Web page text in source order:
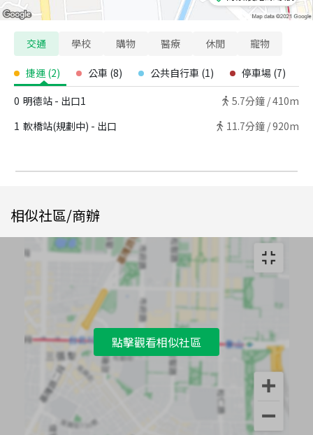
交通 學校 購物 醫療 休閒 寵物
捷運 (2) 公車 (8) 公共自行車 (1) 停車場 (7)
0 明德站 - 出口1 5.7分鐘 /410m
1 軟橋站(規劃中) - 出口 11.7分鐘 /920m
相似社區/商辦
點擊觀看相似社區